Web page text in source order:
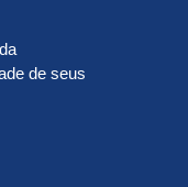
de seus